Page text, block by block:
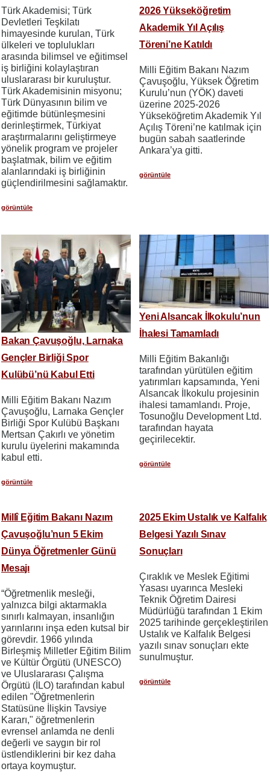
Türk Akademisi; Türk
Devletleri Teşkilatı
himayesinde kurulan, Türk
ülkeleri ve toplulukları
arasında bilimsel ve eğitimsel
iş birliğini kolaylaştıran
uluslararası bir kuruluştur.
Türk Akademisinin misyonu;
Türk Dünyasının bilim ve
eğitimde bütünleşmesini
derinleştirmek, Türkiyat
araştırmalarını geliştirmeye
yönelik program ve projeler
başlatmak, bilim ve eğitim
alanlarındaki iş birliğinin
güçlendirilmesini sağlamaktır.
görüntüle
2026 Yükseköğretim
Akademik Yıl Açılış
Töreni’ne Katıldı
Milli Eğitim Bakanı Nazım
Çavuşoğlu, Yüksek Öğretim
Kurulu’nun (YÖK) daveti
üzerine 2025-2026
Yükseköğretim Akademik Yıl
Açılış Töreni’ne katılmak için
bugün sabah saatlerinde
Ankara’ya gitti.
görüntüle
Bakan Çavuşoğlu, Larnaka
Gençler Birliği Spor
Kulübü’nü Kabul Etti
Milli Eğitim Bakanı Nazım
Çavuşoğlu, Larnaka Gençler
Birliği Spor Kulübü Başkanı
Mertsan Çakırlı ve yönetim
kurulu üyelerini makamında
kabul etti.
görüntüle
Yeni Alsancak İlkokulu’nun
İhalesi Tamamladı
Milli Eğitim Bakanlığı
tarafından yürütülen eğitim
yatırımları kapsamında, Yeni
Alsancak İlkokulu projesinin
ihalesi tamamlandı. Proje,
Tosunoğlu Development Ltd.
tarafından hayata
geçirilecektir.
görüntüle
Millî Eğitim Bakanı Nazım
Çavuşoğlu’nun 5 Ekim
Dünya Öğretmenler Günü
Mesajı
“Öğretmenlik mesleği,
yalnızca bilgi aktarmakla
sınırlı kalmayan, insanlığın
yarınlarını inşa eden kutsal bir
görevdir. 1966 yılında
Birleşmiş Milletler Eğitim Bilim
ve Kültür Örgütü (UNESCO)
ve Uluslararası Çalışma
Örgütü (İLO) tarafından kabul
edilen "Öğretmenlerin
Statüsüne İlişkin Tavsiye
Kararı," öğretmenlerin
evrensel anlamda ne denli
değerli ve saygın bir rol
üstlendiklerini bir kez daha
ortaya koymuştur.
2025 Ekim Ustalık ve Kalfalık
Belgesi Yazılı Sınav
Sonuçları
Çıraklık ve Meslek Eğitimi
Yasası uyarınca Mesleki
Teknik Öğretim Dairesi
Müdürlüğü tarafından 1 Ekim
2025 tarihinde gerçekleştirilen
Ustalık ve Kalfalık Belgesi
yazılı sınav sonuçları ekte
sunulmuştur.
görüntüle